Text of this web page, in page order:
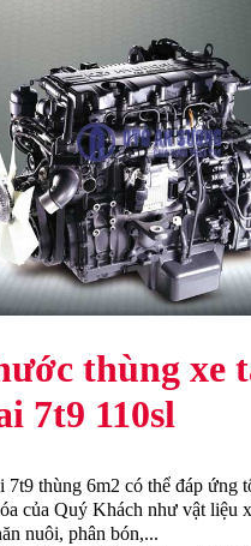
thùng xe
7t9 110sl
thùng 6m2 có thể đáp ứng
của Quý Khách như vật liệu
nuôi, phân bón,...